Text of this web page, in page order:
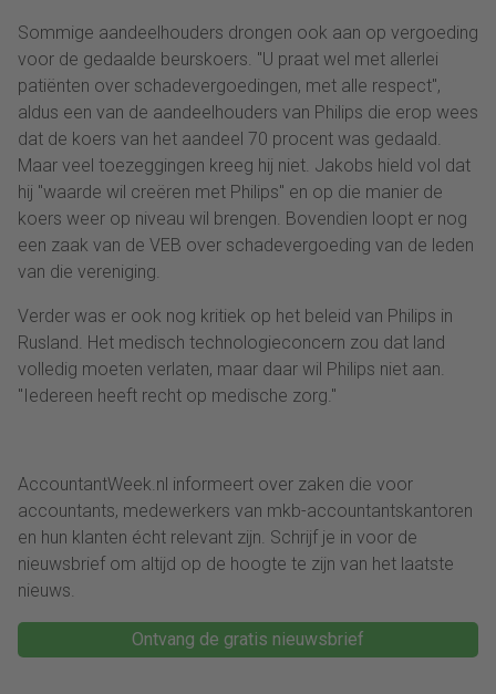
Sommige aandeelhouders drongen ook aan op vergoeding
voor de gedaalde beurskoers. "U praat wel met allerlei
patiënten over schadevergoedingen, met alle respect",
aldus een van de aandeelhouders van Philips die erop wees
dat de koers van het aandeel 70 procent was gedaald.
Maar veel toezeggingen kreeg hij niet. Jakobs hield vol dat
hij "waarde wil creëren met Philips" en op die manier de
koers weer op niveau wil brengen. Bovendien loopt er nog
een zaak van de VEB over schadevergoeding van de leden
van die vereniging.
Verder was er ook nog kritiek op het beleid van Philips in
Rusland. Het medisch technologieconcern zou dat land
volledig moeten verlaten, maar daar wil Philips niet aan.
"Iedereen heeft recht op medische zorg."
AccountantWeek.nl informeert over zaken die voor
accountants, medewerkers van mkb-accountantskantoren
en hun klanten écht relevant zijn. Schrijf je in voor de
nieuwsbrief om altijd op de hoogte te zijn van het laatste
nieuws.
Ontvang de gratis nieuwsbrief